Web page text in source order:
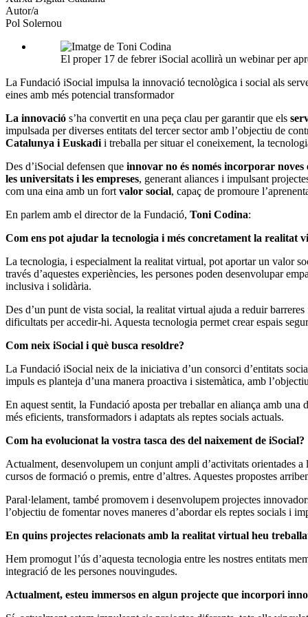
Autor/a
Pol Solernou
El proper 17 de febrer iSocial acollirà un webinar per
La Fundació iSocial impulsa la innovació tecnològica i social als
eines amb més potencial transformador
La innovació s’ha convertit en una peça clau per garantir que els
impulsada per diverses entitats del tercer sector amb l’objectiu de
Catalunya i Euskadii treballa per situar el coneixement, la
Des d’iSocial defensen que innovar no és només incorporar noves
les universitats i les empreses, generant aliances i impulsant
com una eina amb un fortvalor social, capaç de promoure
En parlem amb el director de la Fundació, Toni Codina:
Com ens pot ajudar la tecnologia i més concretament la realitat
La tecnologia, i especialment la realitat virtual, pot aportar un valor
través d’aquestes experiències, les persones poden desenvolupar
inclusiva i solidària.
Des d’un punt de vista social, la realitat virtual ajuda a reduir
dificultats per accedir-hi. Aquesta tecnologia permet crear espais
Com neix iSocial i què busca resoldre?
La Fundació iSocial neix de la iniciativa d’un consorci d’entitats
impuls es planteja d’una manera proactiva i sistemàtica, amb
En aquest sentit, la Fundació aposta per treballar en aliança amb
més eficients, transformadors i adaptats als reptes socials actuals.
Com ha evolucionat la vostra tasca des del naixement de iSocial?
Actualment, desenvolupem un conjunt ampli d’activitats orientades
cursos de formació o premis, entre d’altres. Aquestes propostes
Paral·lelament, també promovem i desenvolupem projectes
l’objectiu de fomentar noves maneres d’abordar els reptes socials i
En quins projectes relacionats amb la realitat virtual heu
Hem promogut l’ús d’aquesta tecnologia entre les nostres entitats
integració de les persones nouvingudes.
Actualment, esteu immersos en algun projecte que incorpori